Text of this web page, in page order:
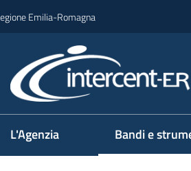
Emilia-Romagna
L'Agenzia Bandi e